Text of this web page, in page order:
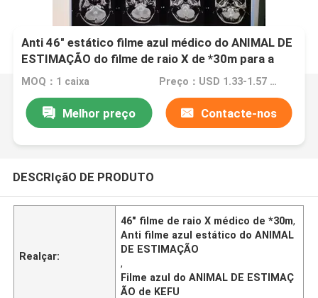
Anti 46" estático filme azul médico do ANIMAL DE
ESTIMAÇÃO do filme de raio X de *30m para a
água - baseou a tinta do pigmento da tintura
MOQ：1 caixa Preço：USD 1.33-1.57 per square meter
Melhor preço Contacte-nos
DESCRIçãO DE PRODUTO
Realçar:
46" filme de raio X médico de *30m,
Anti filme azul estático do ANIMAL
DE ESTIMAÇÃO
,
Filme azul do ANIMAL DE ESTIMAÇ
ÃO de KEFU